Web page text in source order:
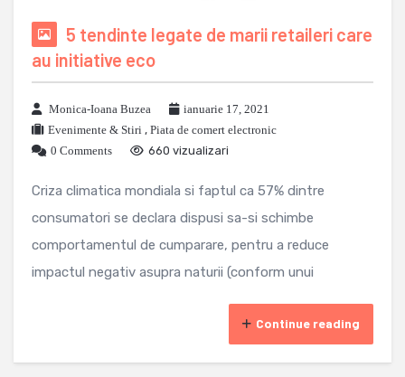
5 tendinte legate de marii retaileri care
au initiative eco
Monica-Ioana Buzea
ianuarie 17, 2021
Evenimente & Stiri , Piata de comert electronic
0 Comments
660 vizualizari
Criza climatica mondiala si faptul ca 57% dintre
consumatori se declara dispusi sa-si schimbe
comportamentul de cumparare, pentru a reduce
impactul negativ asupra naturii (conform unui
Continue reading